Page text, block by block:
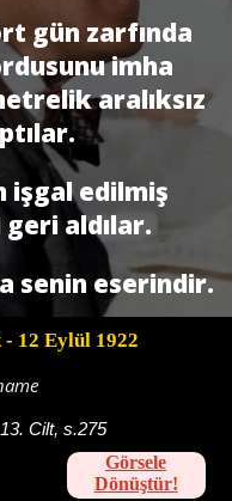
gün zarfında
imha
aralıksız
işgal edilmiş
aldılar.
senin eserindir.
- 12 Eylül 1922
Cilt, s.275
Görsele
Dönüştür!